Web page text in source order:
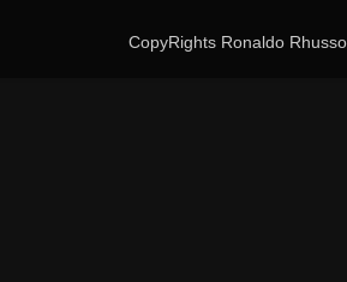
CopyRights Ronaldo